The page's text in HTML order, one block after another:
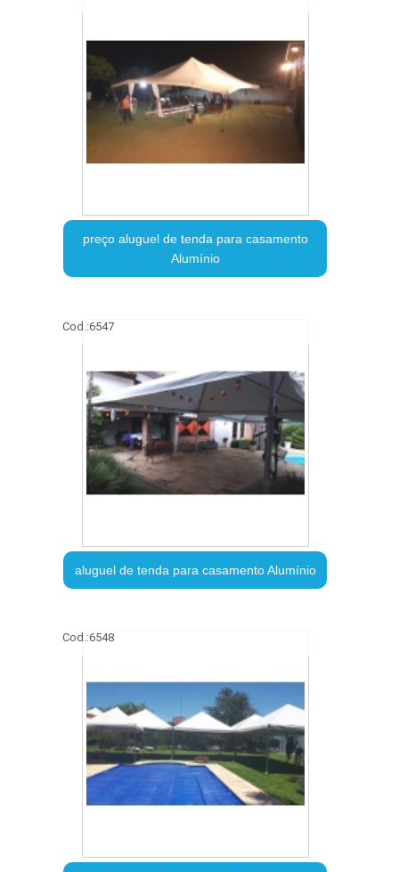
preço aluguel de tenda para casamento
Alumínio
Cod.:6547
aluguel de tenda para casamento Alumínio
Cod.:6548